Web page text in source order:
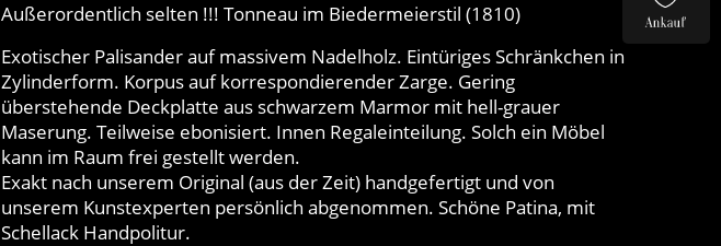
Außerordentlich selten !!! Tonneau im Biedermeierstil (1810)
Exotischer Palisander auf massivem Nadelholz. Eintüriges Schränkchen in
Zylinderform. Korpus auf korrespondierender Zarge. Gering
überstehende Deckplatte aus schwarzem Marmor mit hell-grauer
Maserung. Teilweise ebonisiert. Innen Regaleinteilung. Solch ein Möbel
kann im Raum frei gestellt werden.
Exakt nach unserem Original (aus der Zeit) handgefertigt und von
unserem Kunstexperten persönlich abgenommen. Schöne Patina, mit
Schellack Handpolitur.